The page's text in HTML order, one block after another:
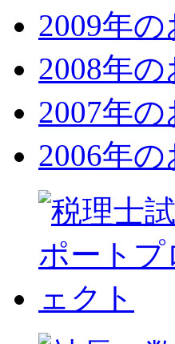
2009年
2008年
2007年
2006年